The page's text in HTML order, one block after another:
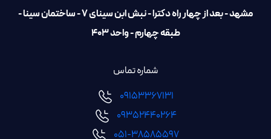
مشهد - بعد از چهار راه دکترا - نبش ابن سینای 7 - ساختمان سینا -
طبقه چهارم - واحد ۴۰۳
شماره تماس
09153367131
۰۹۳۵۲۴۴۰۲۶۴
051-38585597